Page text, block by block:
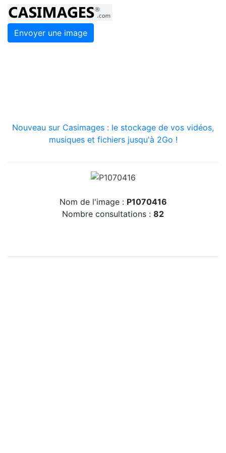
Envoyer une image
Nouveau sur Casimages : le stockage de vos vidéos,
musiques et fichiers jusqu'à 2Go !
Nom de l'image : P1070416
Nombre consultations : 82